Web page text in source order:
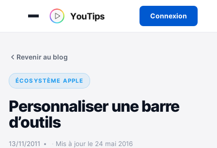
Connexion
Revenir au blog
ÉCOSYSTÈME APPLE
Personnaliser une barre
d’outils
13/11/2011 Mis à jour le 24 mai 2016